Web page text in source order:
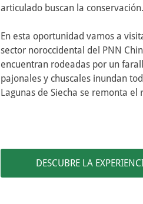
articulado buscan la conservación.
En esta oportunidad vamos a
sector noroccidental del PNN
encuentran rodeadas por un
pajonales y chuscales inundan
Lagunas de Siecha se remonta el
DESCUBRE LA